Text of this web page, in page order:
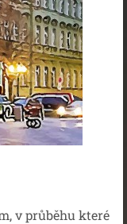
v průběhu které